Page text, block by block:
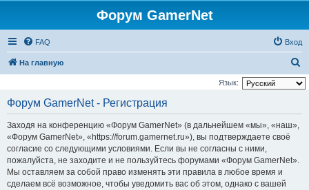
Форум GamerNet
FAQ Вход
На главную
о
Язык:
Форум GamerNet - Регистрация
Заходя на конференцию «Форум GamerNet» (в дальнейшем «мы», «наш»,
«Форум GamerNet», «https://forum.gamernet.ru»), вы подтверждаете своё
согласие со следующими условиями. Если вы не согласны с ними,
пожалуйста, не заходите и не пользуйтесь форумами «Форум GamerNet».
Мы оставляем за собой право изменять эти правила в любое время и
сделаем всё возможное, чтобы уведомить вас об этом, однако с вашей